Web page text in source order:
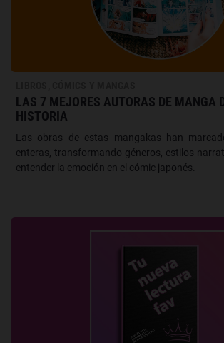
LAS 7 MEJORES AUTORAS DE MANGA
HISTORIA
Las obras de estas mangakas han
enteras, transformando géneros, estilos
entender la emoción en el cómic japonés.